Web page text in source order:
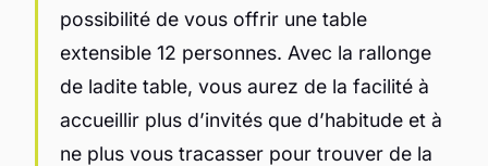
possibilité de vous offrir une table
extensible 12 personnes. Avec la rallonge
de ladite table, vous aurez de la facilité à
accueillir plus d’invités que d’habitude et à
ne plus vous tracasser pour trouver de la